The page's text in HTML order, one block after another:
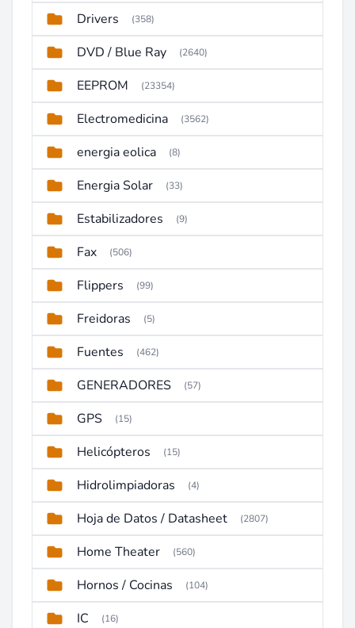
Drivers (358)
DVD / Blue Ray (2640)
EEPROM (23354)
Electromedicina (3562)
energia eolica (8)
Energia Solar (33)
Estabilizadores (9)
Fax (506)
Flippers (99)
Freidoras (5)
Fuentes (462)
GENERADORES (57)
GPS (15)
Helicópteros (15)
Hidrolimpiadoras (4)
Hoja de Datos / Datasheet (2807)
Home Theater (560)
Hornos / Cocinas (104)
IC (16)